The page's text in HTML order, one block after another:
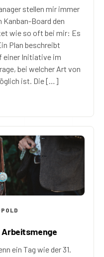
stellen mir immer
Kanban-Board den
wie so oft bei mir: Es
Plan beschreibt
einer Initiative im
bei welcher Art von
ist. Die […]
Arbeitsmenge
ein Tag wie der 31.